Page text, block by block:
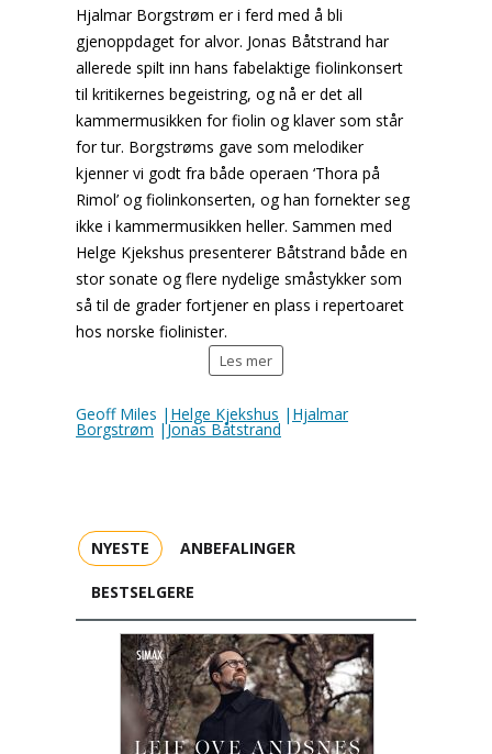
Hjalmar Borgstrøm er i ferd med å bli
gjenoppdaget for alvor. Jonas Båtstrand har
allerede spilt inn hans fabelaktige fiolinkonsert
til kritikernes begeistring, og nå er det all
kammermusikken for fiolin og klaver som står
for tur. Borgstrøms gave som melodiker
kjenner vi godt fra både operaen ‘Thora på
Rimol’ og fiolinkonserten, og han fornekter seg
ikke i kammermusikken heller. Sammen med
Helge Kjekshus presenterer Båtstrand både en
stor sonate og flere nydelige småstykker som
så til de grader fortjener en plass i repertoaret
hos norske fiolinister.
Les mer
Geoff Miles | Helge Kjekshus | Hjalmar
Borgstrøm |Jonas Båtstrand
NYESTE ANBEFALINGER
BESTSELGERE